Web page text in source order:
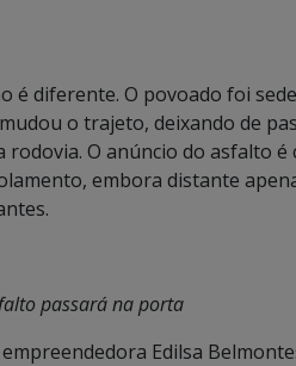
é diferente. O povoado foi
o trajeto, deixando de
O anúncio do asfalto é
embora distante
passará na porta
Edilsa